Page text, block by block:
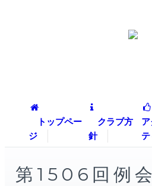
トップペー
ジ
クラブ方
針
テ
第1506回例会